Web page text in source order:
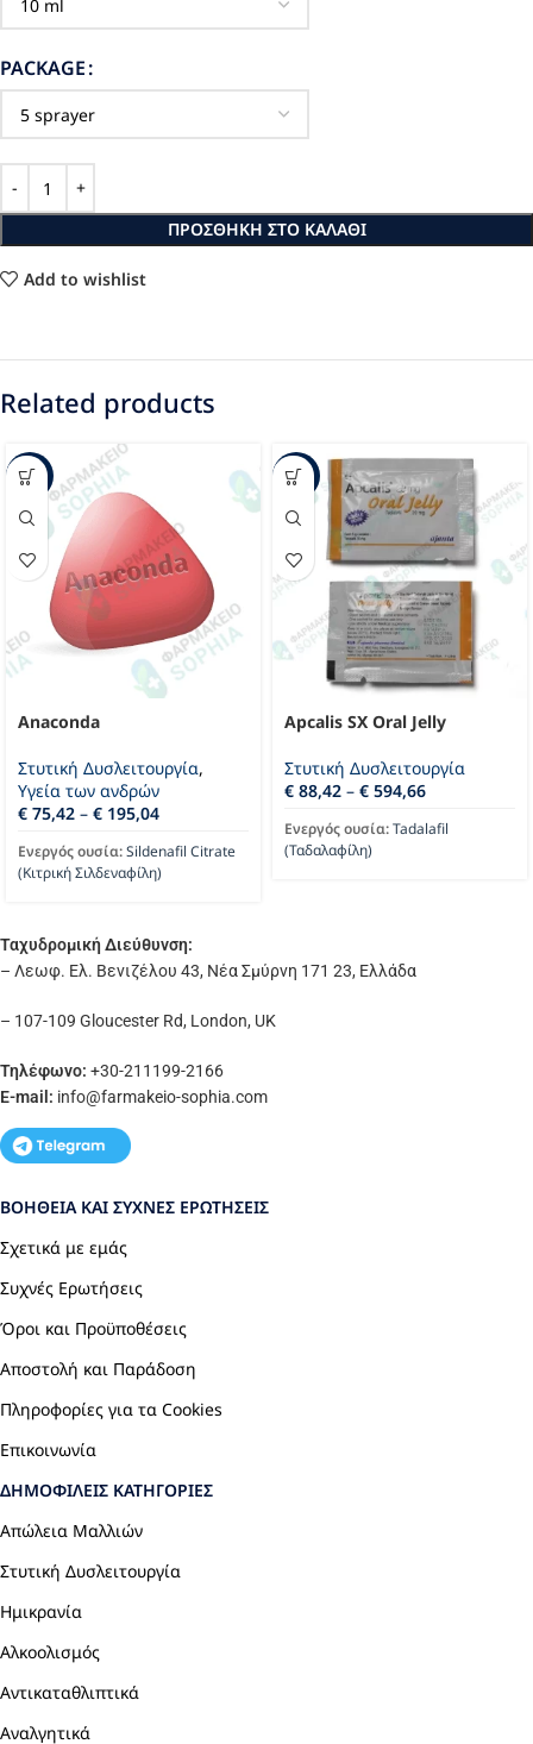
PACKAGE
ΠΡΟΣΘΉΚΗ ΣΤΟ ΚΑΛΆΘΙ
Add to wishlist
Related products
-22%
Anaconda
Στυτική Δυσλειτουργία,
Υγεία των ανδρών
€ 75,42 – € 195,04
Ενεργός ουσία:Sildenafil Citrate
(Κιτρική Σιλδεναφίλη)
-33%
Apcalis SX Oral Jelly
Στυτική Δυσλειτουργία
€ 88,42 – € 594,66
Ενεργός ουσία:Tadalafil
(Ταδαλαφίλη)
Ταχυδρομική Διεύθυνση:
– Λεωφ. Ελ. Βενιζέλου 43, Νέα Σμύρνη 171 23, Ελλάδα
– 107-109 Gloucester Rd, London, UK
Τηλέφωνο: +30-211199-2166
E-mail: info@farmakeio-sophia.com
ΒΟΉΘΕΙΑ ΚΑΙ ΣΥΧΝΈΣ ΕΡΩΤΉΣΕΙΣ
Σχετικά με εμάς
Συχνές Ερωτήσεις
Όροι και Προϋποθέσεις
Αποστολή και Παράδοση
Πληροφορίες για τα Cookies
Επικοινωνία
ΔΗΜΟΦΙΛΕΊΣ ΚΑΤΗΓΟΡΊΕΣ
Απώλεια Μαλλιών
Στυτική Δυσλειτουργία
Ημικρανία
Αλκοολισμός
Αντικαταθλιπτικά
Αναλγητικά